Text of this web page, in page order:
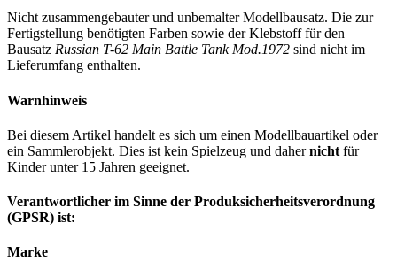
Nicht zusammengebauter und unbemalter Modellbausatz. Die zur
Fertigstellung benötigten Farben sowie der Klebstoff für den
Bausatz Russian T-62 Main Battle Tank Mod.1972 sind nicht im
Lieferumfang enthalten.
Warnhinweis
Bei diesem Artikel handelt es sich um einen Modellbauartikel oder
ein Sammlerobjekt. Dies ist kein Spielzeug und dahernicht für
Kinder unter 15 Jahren geeignet.
Verantwortlicher im Sinne der Produksicherheitsverordnung
(GPSR) ist:
Marke